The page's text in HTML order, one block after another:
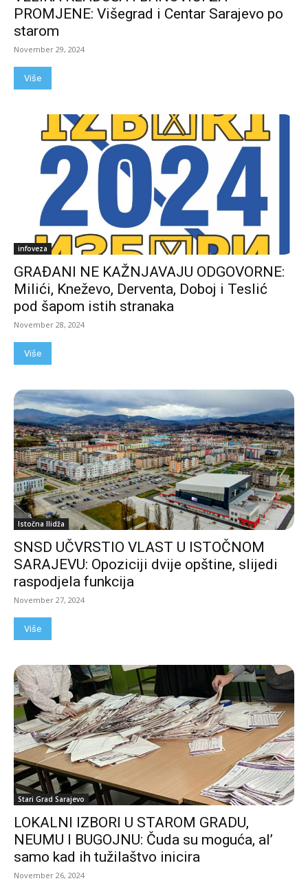
PROMJENE: Višegrad i Centar Sarajevo po
starom
November 29, 2024
Više
infoveza
GRAĐANI NE KAŽNJAVAJU ODGOVORNE:
Milići, Kneževo, Derventa, Doboj i Teslić
pod šapom istih stranaka
November 28, 2024
Više
Istočna Ilidža
SNSD UČVRSTIO VLAST U ISTOČNOM
SARAJEVU: Opoziciji dvije opštine, slijedi
raspodjela funkcija
November 27, 2024
Više
Stari Grad Sarajevo
LOKALNI IZBORI U STAROM GRADU,
NEUMU I BUGOJNU: Čuda su moguća, al’
samo kad ih tužilaštvo inicira
November 26, 2024